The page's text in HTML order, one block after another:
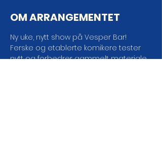
OM ARRANGEMENTET
Ny uke, nytt show på Vesper Bar!
Ferske og etablerte komikere tester
nytt og forbedrer gammelt materiale,